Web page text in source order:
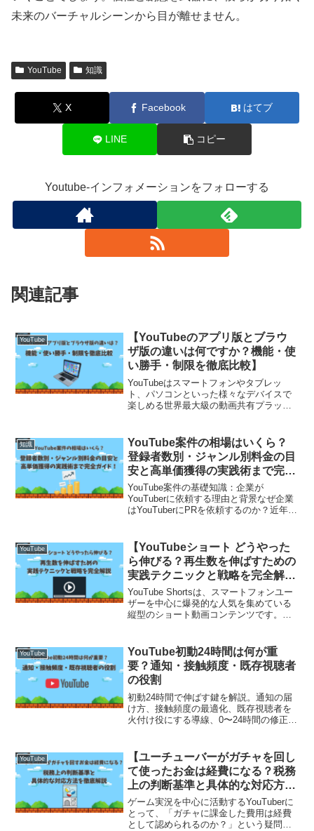
未来のバーチャルシーンから目が離せません。
YouTube 知識
X Facebook はてブ
LINE コピー
Youtube-インフォメーションをフォローする
関連記事
YouTube
【YouTubeのアプリ版とブラウ
ザ版の違いは何ですか？機能・使
い勝手・制限を徹底比較】
YouTubeはスマートフォンやタブレッ
ト、パソコンといった様々なデバイスで
楽しめる世界最大級の動画共有プラット
や機能面で明確な違いがあります。どち
らのバージョン...
知識
YouTube案件の相場はいくら？
登録者数別・ジャンル別料金の目
安と高単価獲得の実践術まで完全
ガイド！
YouTube案件の基礎知識：企業が
YouTuberに依頼する理由と背景なぜ企業
はYouTuberにPRを依頼するのか？近年、
用対効果が高いとされ、多くの企業が
You...
YouTube
【YouTubeショート どうやった
ら伸びる？再生数を伸ばすための
実践テクニックと戦略を完全解
説】
YouTube Shortsは、スマートフォンユー
ザーを中心に爆発的な人気を集めている
縦型のショート動画コンテンツです。わ
スがあります。従来の長尺動画とはまっ
たく異な...
YouTube
YouTube初動24時間は何が重
要？通知・接触頻度・既存視聴者
の役割
初動24時間で伸ばす鍵を解説。通知の届
け方、接触頻度の最適化、既存視聴者を
火付け役にする導線、0〜24時間の修正手
YouTube
【ユーチューバーがガチャを回し
て使ったお金は経費になる？税務
上の判断基準と具体的な対応方法
を徹底解説】
ゲーム実況を中心に活動するYouTuberに
とって、「ガチャに課金した費用は経費
として認められるのか？」という疑問は